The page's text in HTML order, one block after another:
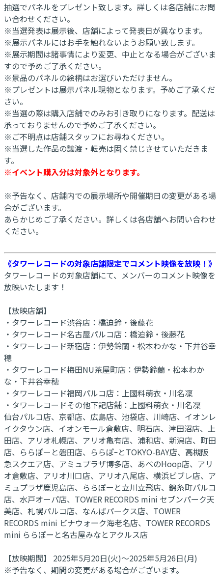
抽選でパネルをプレゼント致します。詳しくは各店舗にお問
い合わせください。
※当選発表は展示後、店舗によって発表日が異なります。
※展示パネルにはお手を触れないようお願い致します。
※展示期間は諸事情により変更、中止となる場合がございま
すので予めご了承ください。
※景品のパネルの絵柄はお選びいただけません。
※プレゼントは展示パネル現物となります。予めご了承くだ
さい。
※当選の際は購入店舗でのみお引き取りになります。配送は
承っておりませんので予めご了承ください。
※ご不明点は店舗スタッフにお尋ねください。
※当選した作品の譲渡・転売は固く禁じさせていただきま
す。
※イベント購入分は対象外となります。
※予告なく、店舗内での展示場所や開催期日の変更がある場
合がございます。
あらかじめご了承ください。詳しくは各店舗へお問い合わせ
ください。
《タワーレコードの対象店舗限定でコメント映像を放映！》
タワーレコードの対象店舗にて、メンバーのコメント映像を
放映いたします！
【放映店舗】
・タワーレコード渋谷店：橋迫鈴・後藤花
・タワーレコード名古屋パルコ店：橋迫鈴・後藤花
・タワーレコード新宿店：伊勢鈴蘭・松本わかな・下井谷幸
穂
・タワーレコード梅田NU茶屋町店：伊勢鈴蘭・松本わか
な・下井谷幸穂
・タワーレコード福岡パルコ店：上國料萌衣・川名凜
・タワーレコードその他下記店舗：上國料萌衣・川名凜
仙台パルコ店、京都店、広島店、池袋店、川崎店、イオンレ
イクタウン店、イオンモール倉敷店、明石店、津田沼店、上
田店、アリオ札幌店、アリオ亀有店、浦和店、新潟店、町田
店、ららぽーと磐田店、ららぽｰとTOKYO-BAY店、高槻阪
急スクエア店、アミュプラザ博多店、あべのHoop店、アリ
オ倉敷店、アリオ川口店、アリオ八尾店、横浜ビブレ店、ア
ミュプラザ鹿児島店、ららぽーと立川立飛店、錦糸町パルコ
店、水戸オーパ店、TOWER RECORDS mini セブンパーク天
美店、札幌パルコ店、なんばパークス店、TOWER
RECORDS mini ビナウォーク海老名店、TOWER RECORDS
mini ららぽーと名古屋みなとアクルス店
【放映期間】 2025年5月20日(火)～2025年5月26日(月)
※予告なく、期間の変更がある場合がございます。